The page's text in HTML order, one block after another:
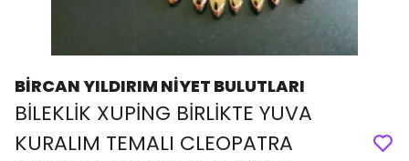
BİRCAN YILDIRIM NİYET BULUTLARI
BİLEKLİK XUPİNG BİRLİKTE YUVA
KURALIM TEMALI CLEOPATRA